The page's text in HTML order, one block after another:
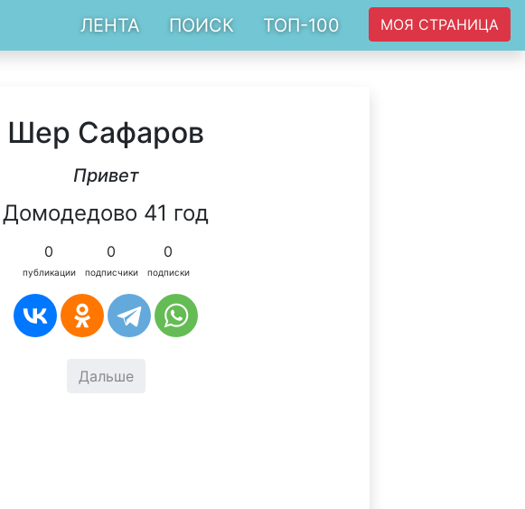
ЛЕНТА ПОИСК ТОП-100 МОЯ СТРАНИЦА
Шер Сафаров
Привет
Домодедово 41 год
0
публикации
0
подписчики
0
подписки
Дальше